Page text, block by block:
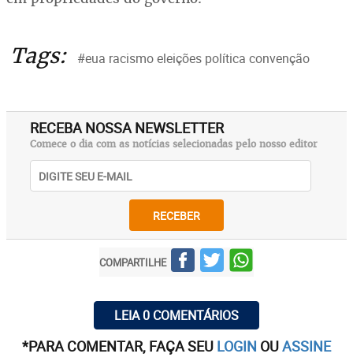
Tags: #eua racismo eleições política convenção
RECEBA NOSSA NEWSLETTER
Comece o dia com as notícias selecionadas pelo nosso editor
RECEBER
COMPARTILHE
LEIA 0 COMENTÁRIOS
*PARA COMENTAR, FAÇA SEU LOGIN OUASSINE